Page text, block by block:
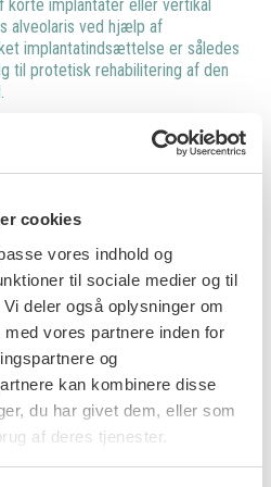
cookies
vores indhold og
til sociale medier og til
deler også oplysninger om
vores partnere inden for
og
kan kombinere disse
du har givet dem, eller som
af deres tjenester.
implantater eller vertikal
alveolaris ved hjælp af
implantatindsættelse er således
til protetisk rehabilitering af den
info
4 | 2023